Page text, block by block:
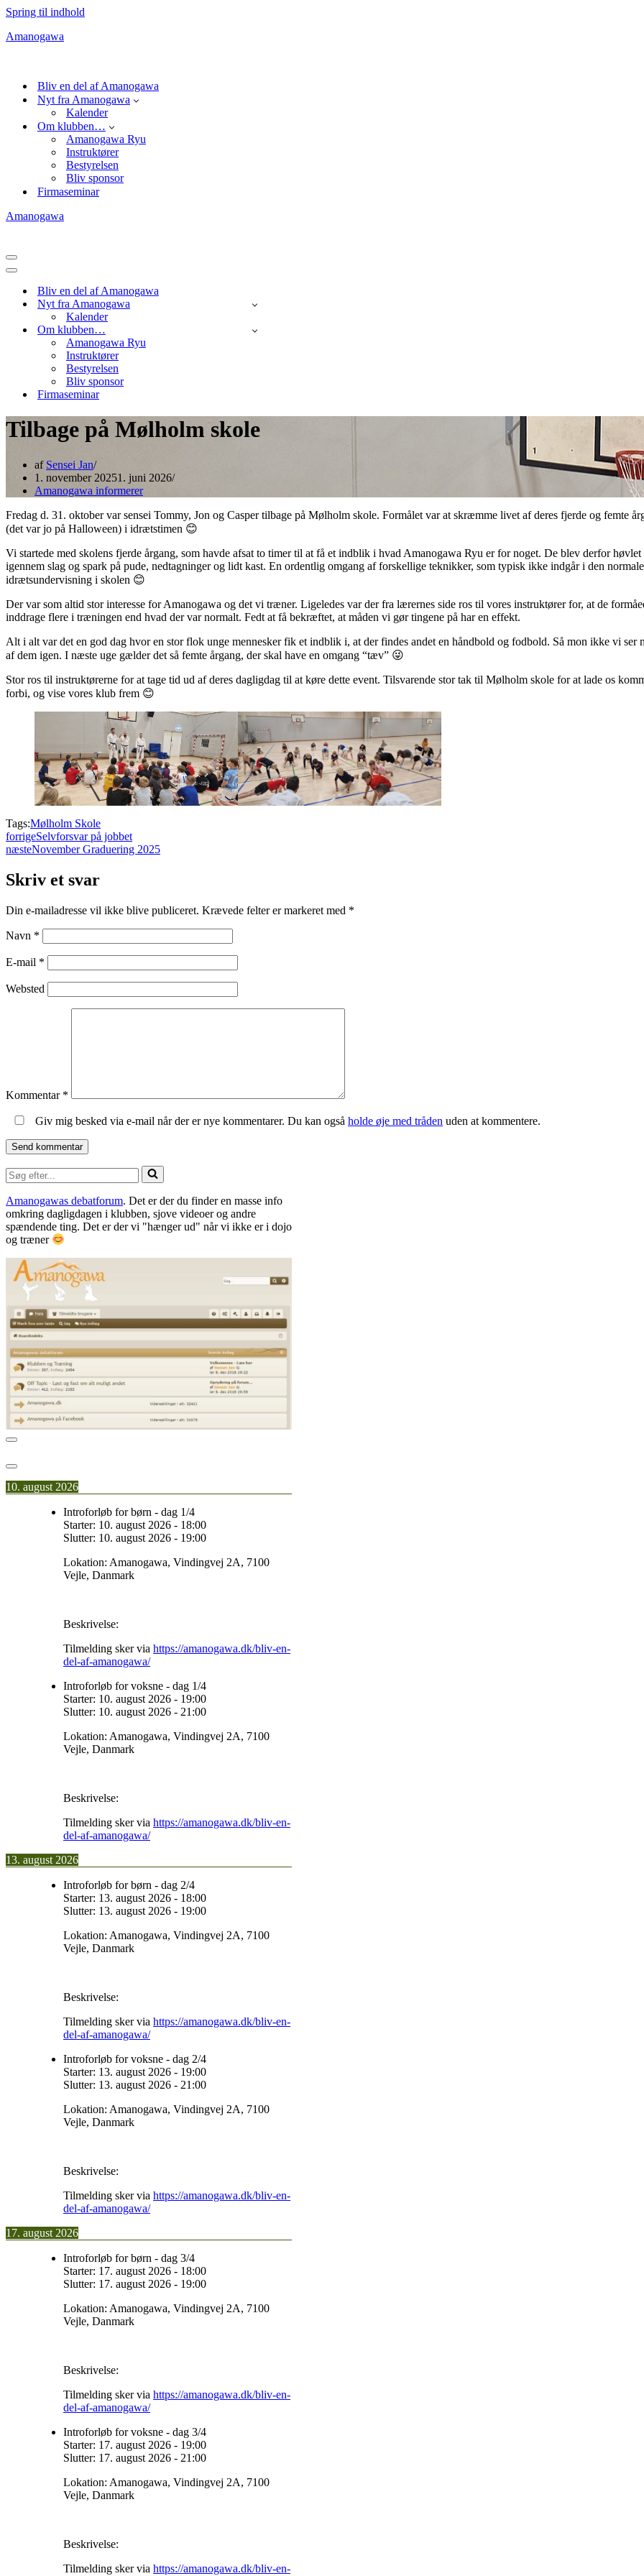
Spring til indhold
Amanogawa
Bliv en del af Amanogawa
Nyt fra Amanogawa
Kalender
Om klubben…
Amanogawa Ryu
Instruktører
Bestyrelsen
Bliv sponsor
Firmaseminar
Amanogawa
Navigation
menu
Navigation
Bliv en del af Amanogawa
Nyt fra Amanogawa
Kalender
Om klubben…
Amanogawa Ryu
Instruktører
Bestyrelsen
Bliv sponsor
Firmaseminar
Tilbage på Mølholm skole
af Sensei Jan
1. november 20251. juni 2026
Amanogawa informerer
Fredag d. 31. oktober var sensei Tommy, Jon og Casper tilbage på Mølholm skole. Formålet var at skræmme livet af deres fjerde og femte
(det var jo på Halloween) i idrætstimen 😊
Vi startede med skolens fjerde årgang, som havde afsat to timer til at få et indblik i hvad Amanogawa Ryu er for noget. De blev derfor høvlet
igennem slag og spark på pude, nedtagninger og lidt kast. En ordentlig omgang af forskellige teknikker, som typisk ikke indgår i den normale
idrætsundervisning i skolen 😊
Der var som altid stor interesse for Amanogawa og det vi træner. Ligeledes var der fra lærernes side ros til vores instruktører for, at de
inddrage flere i træningen end hvad der var normalt. Fedt at få bekræftet, at måden vi gør tingene på har en effekt.
Alt i alt var det en god dag hvor en stor flok unge mennesker fik et indblik i, at der findes andet en håndbold og fodbold. Så mon ikke vi ser
af dem igen. I næste uge gælder det så femte årgang, der skal have en omgang “tæv” 😜
Stor ros til instruktørerne for at tage tid ud af deres dagligdag til at køre dette event. Tilsvarende stor tak til Mølholm skole for at lade os
forbi, og vise vores klub frem 😊
Tags:Mølholm Skole
forrigeSelvforsvar på jobbet
næsteNovember Graduering 2025
Skriv et svar
Din e-mailadresse vil ikke blive publiceret. Krævede felter er markeret med *
Navn *
E-mail *
Websted
Kommentar *
Giv mig besked via e-mail når der er nye kommentarer. Du kan også holde øje med tråden uden at kommentere.
Søg
efter...
Amanogawas debatforum. Det er der du finder en masse info
omkring dagligdagen i klubben, sjove videoer og andre
spændende ting. Det er der vi "hænger ud" når vi ikke er i dojo
og træner
10. august 2026
Introforløb for børn - dag 1/4
Starter: 10. august 2026 - 18:00
Slutter: 10. august 2026 - 19:00
Lokation: Amanogawa, Vindingvej 2A, 7100
Vejle, Danmark
Beskrivelse:
Tilmelding sker via https://amanogawa.dk/bliv-en-
del-af-amanogawa/
Introforløb for voksne - dag 1/4
Starter: 10. august 2026 - 19:00
Slutter: 10. august 2026 - 21:00
Lokation: Amanogawa, Vindingvej 2A, 7100
Vejle, Danmark
Beskrivelse:
Tilmelding sker via https://amanogawa.dk/bliv-en-
del-af-amanogawa/
13. august 2026
Introforløb for børn - dag 2/4
Starter: 13. august 2026 - 18:00
Slutter: 13. august 2026 - 19:00
Lokation: Amanogawa, Vindingvej 2A, 7100
Vejle, Danmark
Beskrivelse:
Tilmelding sker via https://amanogawa.dk/bliv-en-
del-af-amanogawa/
Introforløb for voksne - dag 2/4
Starter: 13. august 2026 - 19:00
Slutter: 13. august 2026 - 21:00
Lokation: Amanogawa, Vindingvej 2A, 7100
Vejle, Danmark
Beskrivelse:
Tilmelding sker via https://amanogawa.dk/bliv-en-
del-af-amanogawa/
17. august 2026
Introforløb for børn - dag 3/4
Starter: 17. august 2026 - 18:00
Slutter: 17. august 2026 - 19:00
Lokation: Amanogawa, Vindingvej 2A, 7100
Vejle, Danmark
Beskrivelse:
Tilmelding sker via https://amanogawa.dk/bliv-en-
del-af-amanogawa/
Introforløb for voksne - dag 3/4
Starter: 17. august 2026 - 19:00
Slutter: 17. august 2026 - 21:00
Lokation: Amanogawa, Vindingvej 2A, 7100
Vejle, Danmark
Beskrivelse:
Tilmelding sker via https://amanogawa.dk/bliv-en-